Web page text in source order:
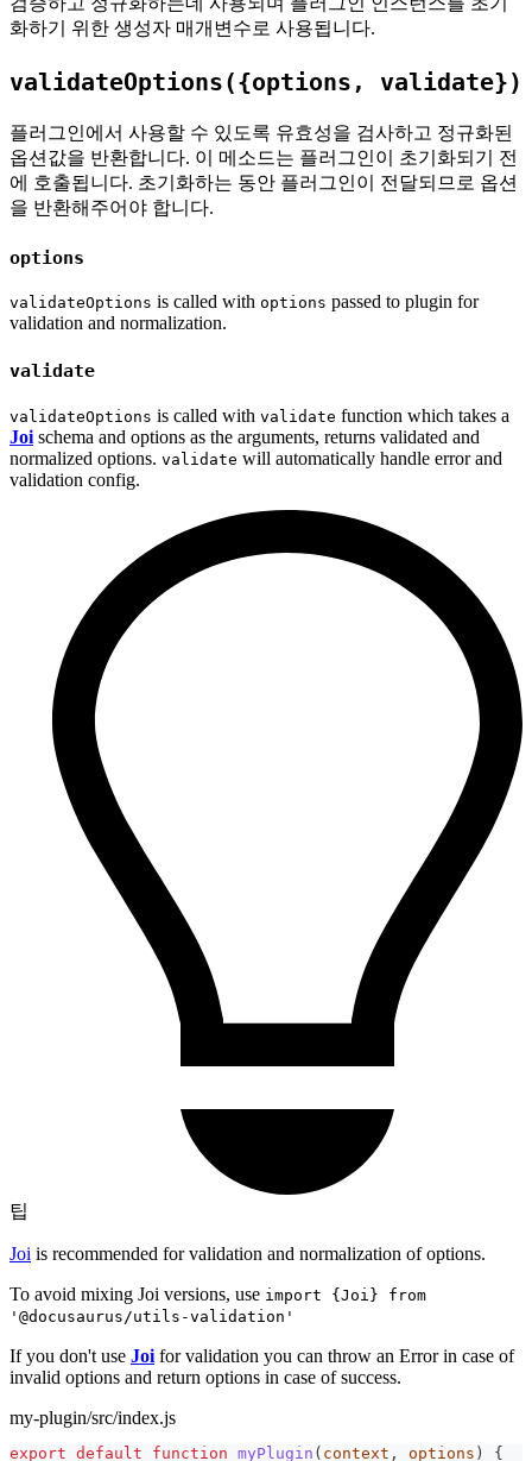
화하기 위한 생성자 매개변수로 사용됩니다.
validateOptions({options, validate})
플러그인에서 사용할 수 있도록 유효성을 검사하고 정규화된
옵션값을 반환합니다. 이 메소드는 플러그인이 초기화되기 전
에 호출됩니다. 초기화하는 동안 플러그인이 전달되므로 옵션
을 반환해주어야 합니다.
options
validateOptions is called with options passed to plugin for
validation and normalization.
validate
validateOptions is called with validate function which takes a
Joi schema and options as the arguments, returns validated and
normalized options. validate will automatically handle error and
validation config.
팁
Joi is recommended for validation and normalization of options.
To avoid mixing Joi versions, use import {Joi} from
'@docusaurus/utils-validation'
If you don't use Joi for validation you can throw an Error in case of
invalid options and return options in case of success.
my-plugin/src/index.js
export default function myPlugin ( context , options ) {